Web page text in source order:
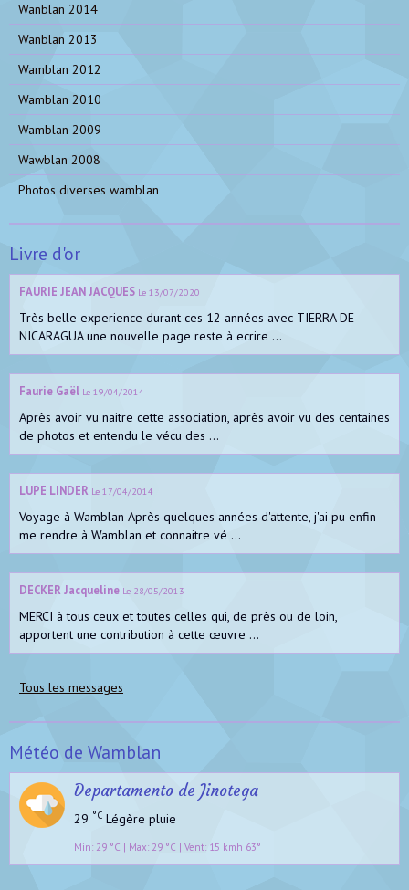
Wanblan 2014
Wanblan 2013
Wamblan 2012
Wamblan 2010
Wamblan 2009
Wawblan 2008
Photos diverses wamblan
Livre d'or
FAURIE JEAN JACQUES Le 13/07/2020
Très belle experience durant ces 12 années avec TIERRA DE
NICARAGUA une nouvelle page reste à ecrire ...
Faurie Gaël Le 19/04/2014
Après avoir vu naitre cette association, après avoir vu des centaines
de photos et entendu le vécu des ...
LUPE LINDER Le 17/04/2014
Voyage à Wamblan Après quelques années d'attente, j'ai pu enfin
me rendre à Wamblan et connaitre vé ...
DECKER Jacqueline Le 28/05/2013
MERCI à tous ceux et toutes celles qui, de près ou de loin,
apportent une contribution à cette œuvre ...
Tous les messages
Météo de Wamblan
Departamento de Jinotega
29 °C Légère pluie
Min: 29 °C | Max: 29 °C | Vent: 15 kmh 63°